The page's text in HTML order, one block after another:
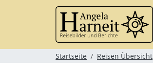
Startseite Reisen Übersicht